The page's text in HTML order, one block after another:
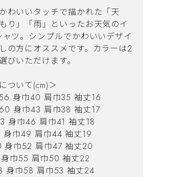
わいいタッチで描かれた「天
り」「雨」といったお天気のイ
ャツ。シンプルでかわいいデザイ
の方にオススメです。カラーは2
びいただけます。
ついて(cm)＞
身巾40 肩巾35 袖丈16
身巾43 肩巾38 袖丈17
身巾46 肩巾41 袖丈18
身巾49 肩巾44 袖丈19
身巾52 肩巾47 袖丈20
巾55 肩巾50 袖丈22
身巾58 肩巾53 袖丈24